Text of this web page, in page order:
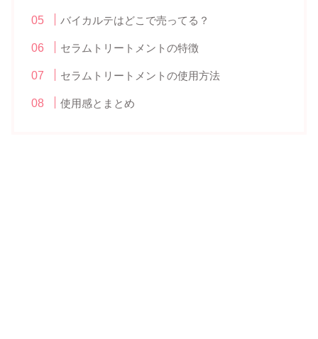
バイカルテはどこで売ってる？
セラムトリートメントの特徴
セラムトリートメントの使用方法
使用感とまとめ